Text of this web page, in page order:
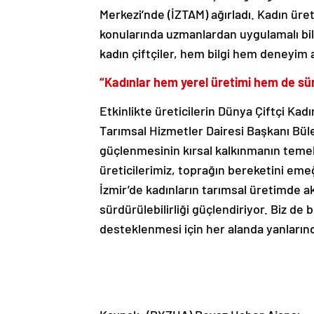
Merkezi’nde (İZTAM) ağırladı. Kadın
konularında uzmanlardan uygulamalı
kadın çiftçiler, hem bilgi hem deneyim
“Kadınlar hem yerel üretimi hem de
Etkinlikte üreticilerin Dünya Çiftçi
Tarımsal Hizmetler Dairesi Başkanı
güçlenmesinin kırsal kalkınmanın
üreticilerimiz, toprağın bereketini
İzmir’de kadınların tarımsal
sürdürülebilirliği güçlendiriyor. Biz de
desteklenmesi için her alanda